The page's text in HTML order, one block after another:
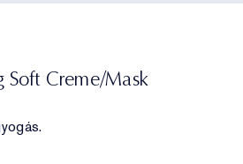
Soft Creme/Mask